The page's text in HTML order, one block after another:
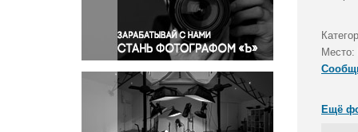
Правосудие
Происшествия и конфликты
Религия
Светская жизнь
Спорт
Экология
Место:
Ещё